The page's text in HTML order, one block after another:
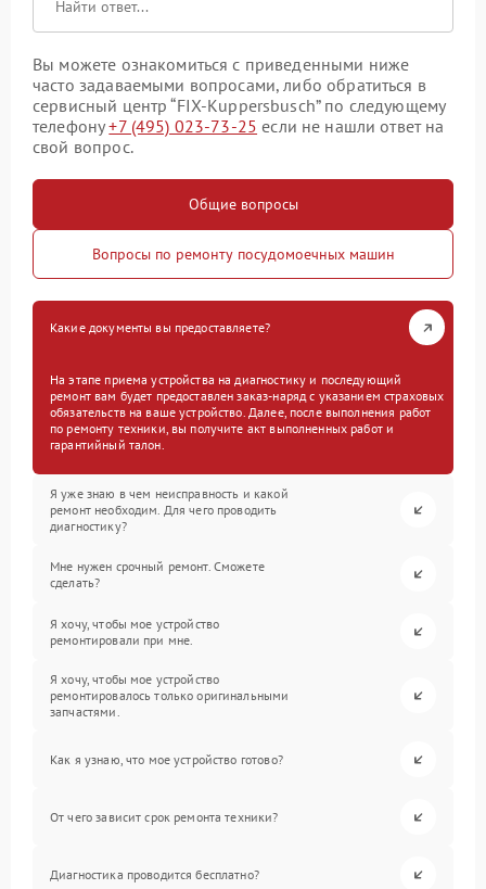
Вы можете ознакомиться с приведенными ниже
часто задаваемыми вопросами, либо обратиться в
сервисный центр “FIX-Kuppersbusch” по следующему
телефону+7 (495) 023-73-25 если не нашли ответ на
свой вопрос.
Общие вопросы
Вопросы по ремонту посудомоечных машин
Какие документы вы предоставляете?
На этапе приема устройства на диагностику и последующий
ремонт вам будет предоставлен заказ-наряд с указанием страховых
обязательств на ваше устройство. Далее, после выполнения работ
по ремонту техники, вы получите акт выполненных работ и
гарантийный талон.
Я уже знаю в чем неисправность и какой
ремонт необходим. Для чего проводить
диагностику?
Мне нужен срочный ремонт. Сможете
сделать?
Я хочу, чтобы мое устройство
ремонтировали при мне.
Я хочу, чтобы мое устройство
ремонтировалось только оригинальными
запчастями.
Как я узнаю, что мое устройство готово?
От чего зависит срок ремонта техники?
Диагностика проводится бесплатно?